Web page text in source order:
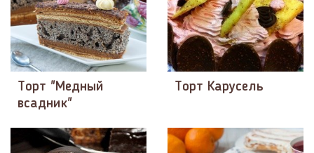
Торт "Медный
всадник"
Торт Карусель